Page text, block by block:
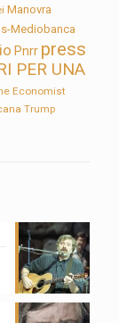
Manovra
Mediobanca
Pnrr press
PER UNA
Economist
Trump